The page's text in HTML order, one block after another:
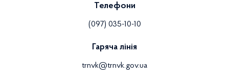
Телефони
(097) 035-10-10
Гаряча лінія
trnvk@trnvk.gov.ua